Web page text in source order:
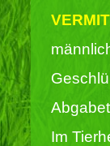
Im